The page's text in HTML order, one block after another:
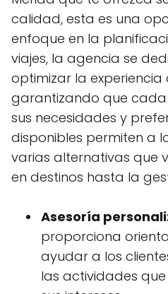
calidad, esta es una
enfoque en la
viajes, la agencia se
optimizar la experiencia
garantizando que
sus necesidades y
disponibles permiten a
varias alternativas que
en destinos hasta la
Asesoría
proporciona
ayudar a los
las actividades